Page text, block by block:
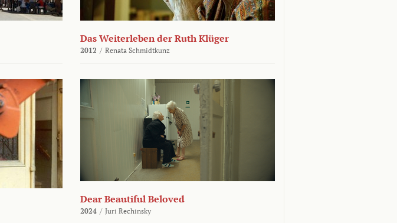
Das Weiterleben der Ruth Klüger
2012 / Renata Schmidtkunz
Dear Beautiful Beloved
2024 / Juri Rechinsky